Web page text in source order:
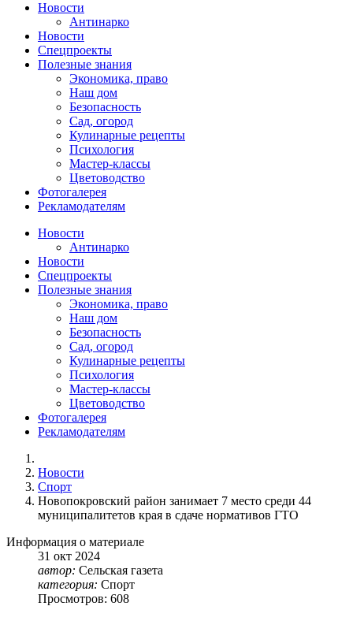
Новости
Антинарко
Новости
Спецпроекты
Полезные знания
Экономика, право
Наш дом
Безопасность
Сад, огород
Кулинарные рецепты
Психология
Мастер-классы
Цветоводство
Фотогалерея
Рекламодателям
Новости
Антинарко
Новости
Спецпроекты
Полезные знания
Экономика, право
Наш дом
Безопасность
Сад, огород
Кулинарные рецепты
Психология
Мастер-классы
Цветоводство
Фотогалерея
Рекламодателям
Новости
Спорт
Новопокровский район занимает 7 место среди 44
муниципалитетов края в сдаче нормативов ГТО
Информация о материале
31 окт 2024
автор: Сельская газета
категория: Спорт
Просмотров: 608